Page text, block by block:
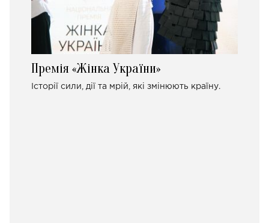
Премія «Жінка України»
Історії сили, дії та мрій, які змінюють країну.